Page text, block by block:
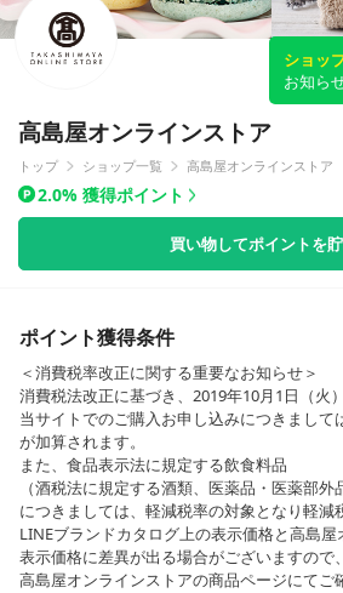
高島屋オンラインストア
ショッ
お知ら
トップ ショップ一覧 高島屋オンラインストア
2.0% 獲得ポイント
買い物してポイントを
ポイント獲得条件
＜消費税率改正に関する重要なお知らせ＞
消費税法改正に基づき、2019年10月1日（火）
当サイトでのご購入お申し込みにつきまして
が加算されます。
また、食品表示法に規定する飲食料品
（酒税法に規定する酒類、医薬品・医薬部外
につきましては、軽減税率の対象となり軽減
LINEブランドカタログ上の表示価格と高島
表示価格に差異が出る場合がございますので、
高島屋オンラインストアの商品ページにてご